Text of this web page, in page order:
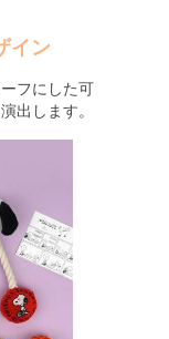
イン
フにした可
出します。